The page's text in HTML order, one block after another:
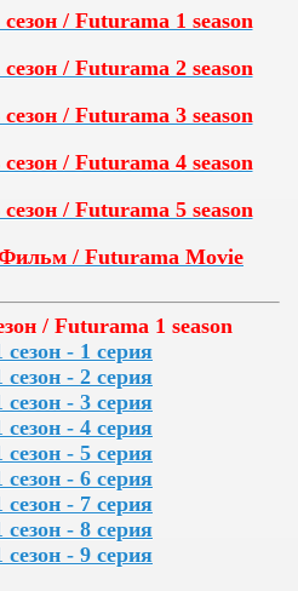
/ Futurama 1 season
/ Futurama 2 season
/ Futurama 3 season
/ Futurama 4 season
/ Futurama 5 season
/ Futurama Movie
/ Futurama 1 season
- 1 серия
- 2 серия
- 3 серия
- 4 серия
- 5 серия
- 6 серия
- 7 серия
- 8 серия
- 9 серия